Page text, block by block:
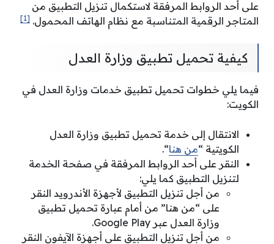
على أحد الروابط المرفقة لاستكمال تنزيل التطبيق من
المتاجر الرقمية المتناسبة مع نظام الهاتف المحمول. [1]
كيفية تحميل تطبيق وزارة العدل
فيما يلي خطوات تحميل تطبيق خدمات وزارة العدل في
الكويت:
الانتقال إلى خدمة تحميل تطبيق وزارة العدل
الكويتية “من هنا“.
النقر على أحد الروابط المرفقة في صفحة الخدمة
لتنزيل التطبيق كما يلي:
من أجل تنزيل التطبيق لأجهزة الأندرويد النقر
على “من هنا” من أمام عبارة تحميل تطبيق
وزارة العدل عبر Google Play.
من أجل تنزيل التطبيق على أجهزة الآيفون النقر